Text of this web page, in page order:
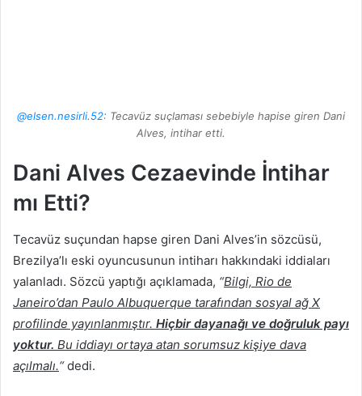
@elsen.nesirli.52: Tecavüz suçlaması sebebiyle hapise giren Dani
Alves, intihar etti.
Dani Alves Cezaevinde İntihar
mı Etti?
Tecavüz suçundan hapse giren Dani Alves’in sözcüsü,
Brezilya’lı eski oyuncusunun intiharı hakkındaki iddiaları
yalanladı. Sözcü yaptığı açıklamada, “Bilgi, Rio de
Janeiro’dan Paulo Albuquerque tarafından sosyal ağ X
profilinde yayınlanmıştır. Hiçbir dayanağı ve doğruluk payı
yoktur. Bu iddiayı ortaya atan sorumsuz kişiye dava
açılmalı.“dedi.